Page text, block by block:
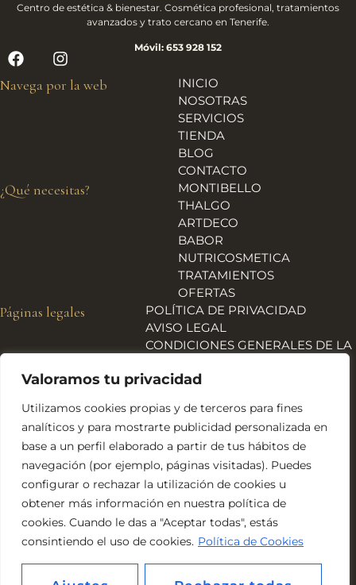
Valoramos tu privacidad
Utilizamos cookies propias y de terceros para fines
analíticos y para mostrarte publicidad personalizada en
base a un perfil elaborado a partir de tus hábitos de
navegación (por ejemplo, páginas visitadas). Puedes
configurar o rechazar la utilización de cookies u
obtener más información en nuestra política de
cookies. Cuando le das a "Aceptar todas", estás
consintiendo el uso de cookies. Política de Cookies
Centro de estética & bienestar. Cosmética profesional, tratamientos
avanzados y trato cercano en Tenerife.
Móvil: 653 928 152
Navega por la web
INICIO
NOSOTRAS
SERVICIOS
TIENDA
BLOG
CONTACTO
¿Qué necesitas?
MONTIBELLO
THALGO
ARTDECO
BABOR
NUTRICOSMETICA
TRATAMIENTOS
OFERTAS
Páginas legales
POLÍTICA DE PRIVACIDAD
AVISO LEGAL
CONDICIONES GENERALES DE LA
ENVÍOS, DEVOLUCIONES Y
POLÍTICA DE COOKIES
DECLARACIÓN DE
ACCESIBILIDAD
Financiado por la Unión Europea – NextGeneration EU